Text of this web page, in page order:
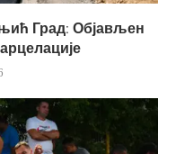
Град: Објављен